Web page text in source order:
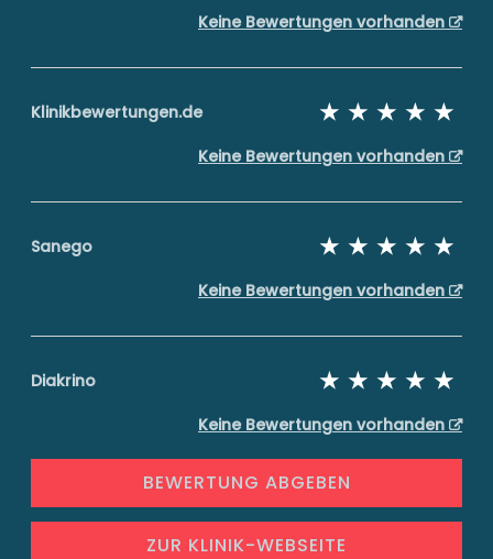
Keine Bewertungen vorhanden
Klinikbewertungen.de
Keine Bewertungen vorhanden
Sanego
Keine Bewertungen vorhanden
Diakrino
Keine Bewertungen vorhanden
BEWERTUNG ABGEBEN
ZUR KLINIK-WEBSEITE